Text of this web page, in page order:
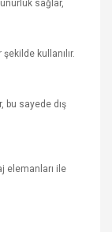
sağlar,
kullanılır.
bu sayede dış
elemanları ile